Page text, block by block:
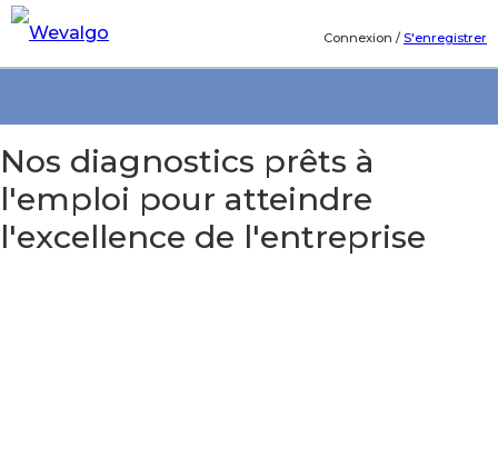
Connexion /S'enregistrer
Nos diagnostics prêts à
l'emploi pour atteindre
l'excellence de l'entreprise